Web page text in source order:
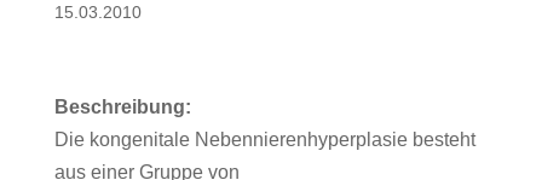
15.03.2010
Beschreibung:
Die kongenitale Nebennierenhyperplasie besteht
aus einer Gruppe von